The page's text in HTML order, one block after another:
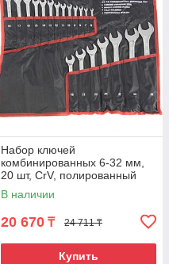
Набор ключей
комбинированных 6-32 мм,
20 шт, CrV, полированный
хром Matrix
В наличии
20 670 ₸ 24 711 ₸
Купить